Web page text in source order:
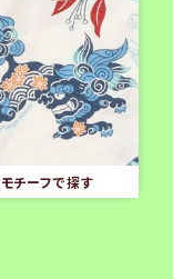
モチーフで探す